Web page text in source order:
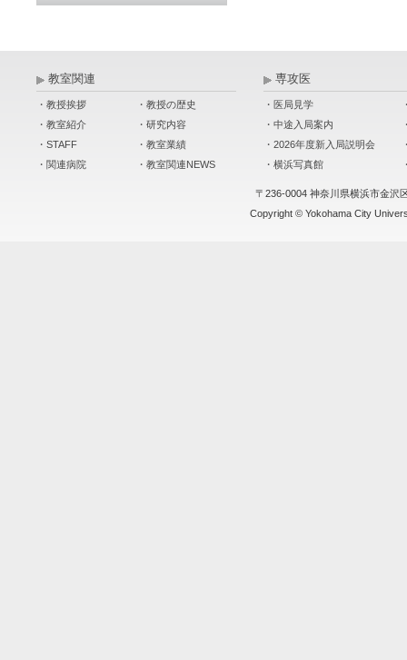
教室関連
・教授挨拶
・教授の歴史
・教室紹介
・研究内容
・STAFF
・教室業績
・関連病院
・教室関連NEWS
専攻医
・医局見学
・中途入局案内
・2026年度新入局説明会
・横浜写真館
〒236-0004 神奈川県横浜市金沢
Copyright © Yokohama City